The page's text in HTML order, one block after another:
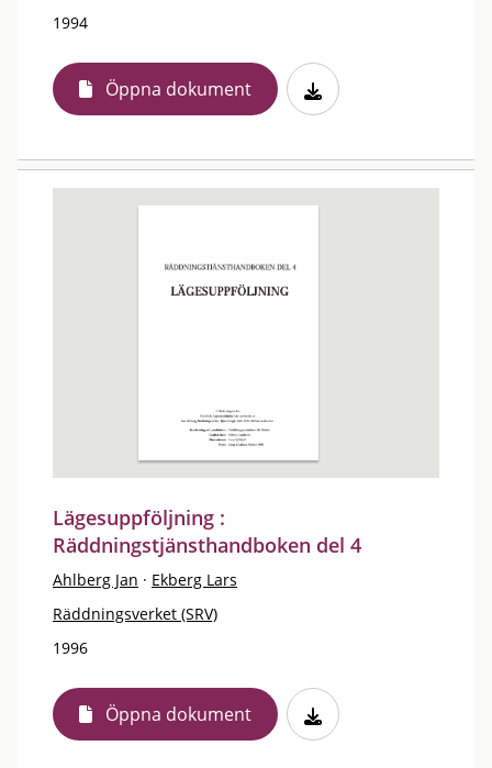
1994
Öppna dokument
Lägesuppföljning :
Räddningstjänsthandboken del 4
Ahlberg Jan · Ekberg Lars
Räddningsverket (SRV)
1996
Öppna dokument